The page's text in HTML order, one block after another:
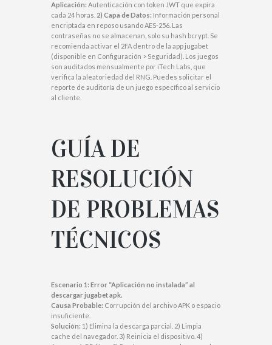
Aplicación: Autenticación con token JWT que expira
cada 24 horas. 2) Capa de Datos: Información personal
encriptada en reposo usando AES-256. Las
contraseñas no se almacenan, solo su hash bcrypt. Se
recomienda activar el 2FA dentro de la app jugabet
(disponible en Configuración > Seguridad). Los juegos
son auditados mensualmente por iTech Labs, que
verifica la aleatoriedad del RNG. Puedes solicitar el
reporte de auditoría de un juego específico al servicio
al cliente.
GUÍA DE
RESOLUCIÓN
DE PROBLEMAS
TÉCNICOS
Escenario 1: Error “Aplicación no instalada” al
descargar jugabet apk.
Causa Probable: Corrupción del archivo APK o espacio
insuficiente.
Solución: 1) Elimina la descarga parcial. 2) Limpia
cache del navegador. 3) Reinicia el dispositivo. 4)